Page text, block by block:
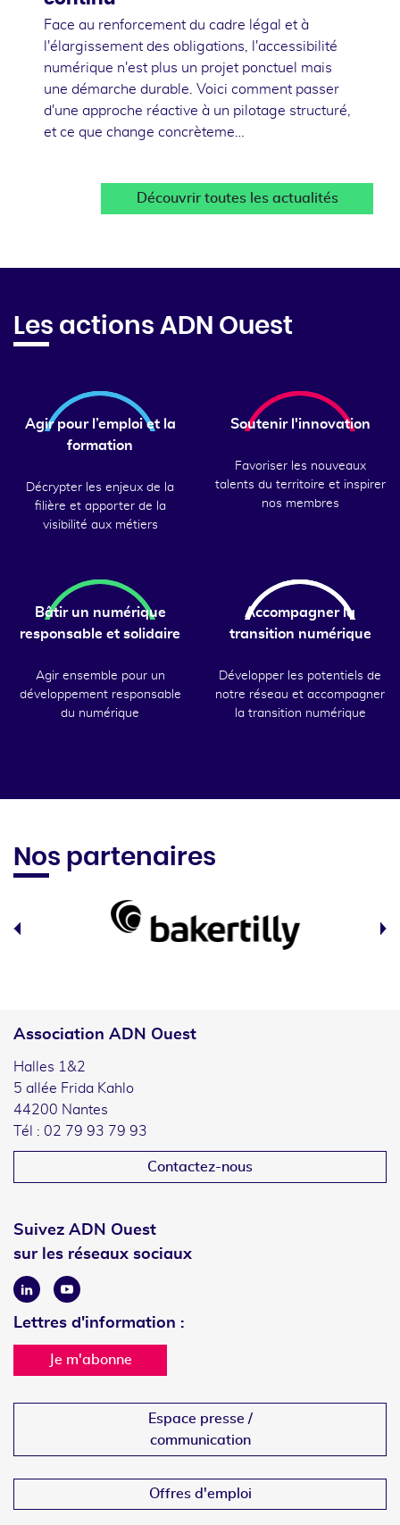
Face au renforcement du cadre légal et à
l'élargissement des obligations, l'accessibilité
numérique n'est plus un projet ponctuel mais
une démarche durable. Voici comment passer
d'une approche réactive à un pilotage structuré,
et ce que change concrèteme…
Découvrir toutes les actualités
Les actions ADN Ouest
Agir pour l’emploi et la
formation
Décrypter les enjeux de la
filière et apporter de la
visibilité aux métiers
Soutenir l'innovation
Favoriser les nouveaux
talents du territoire et inspirer
nos membres
Bâtir un numérique
responsable et solidaire
Agir ensemble pour un
développement responsable
du numérique
Accompagner la
transition numérique
Développer les potentiels de
notre réseau et accompagner
la transition numérique
Nos partenaires
Association ADN Ouest
Halles 1&2
5 allée Frida Kahlo
44200 Nantes
Tél : 02 79 93 79 93
Contactez-nous
Suivez ADN Ouest
sur les réseaux sociaux
LinkedinYoutube
Lettres d'information :
Je m'abonne
Espace presse /
communication
Offres d'emploi